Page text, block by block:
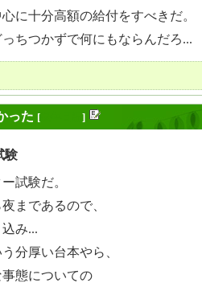
に十分高額の給付をすべきだ。
ちつかずで何にもならんだろ...
った [ ]
験
試験だ。
まであるので、
み...
分厚い台本やら、
態についての